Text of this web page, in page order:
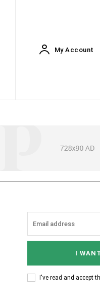
My Account
I
I've read and accept